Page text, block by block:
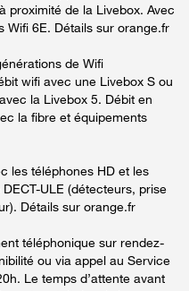
proximité de la Livebox. Avec
Wifi 6E. Détails sur orange.fr
de Wifi
wifi avec une Livebox S ou
la Livebox 5. Débit en
la fibre et équipements
les téléphones HD et les
ULE (détecteurs, prise
Détails sur orange.fr
téléphonique sur rendez-
ou via appel au Service
Le temps d’attente avant